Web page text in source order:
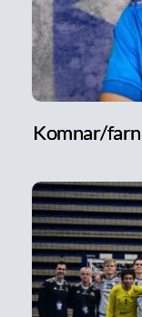
Komnar/